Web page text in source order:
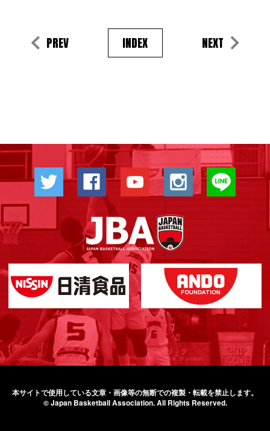
PREV INDEX NEXT
本サイトで使用している文章・画像等の無断での複製・転載を禁止します。
© Japan Basketball Association.All Rights Reserved.